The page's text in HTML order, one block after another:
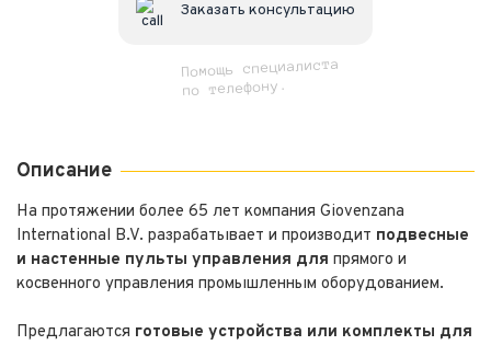
Заказать консультацию
Помощь специалиста
по телефону.
Описание
На протяжении более 65 лет компания Giovenzana
International B.V. разрабатывает и производит подвесные
и настенные пульты управления для прямого и
косвенного управления промышленным оборудованием.
Предлагаются готовые устройства или комплекты для